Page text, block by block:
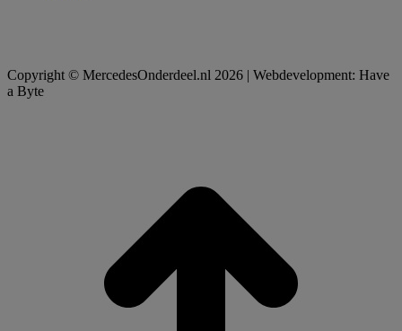
Copyright © MercedesOnderdeel.nl 2026 | Webdevelopment: Have
a Byte